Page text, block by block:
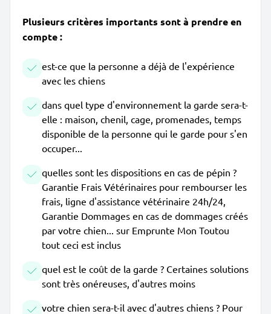
Plusieurs critères importants sont à prendre en
compte :
est-ce que la personne a déjà de l'expérience
avec les chiens
dans quel type d'environnement la garde sera-t-
elle : maison, chenil, cage, promenades, temps
disponible de la personne qui le garde pour s'en
occuper...
quelles sont les dispositions en cas de pépin ?
Garantie Frais Vétérinaires pour rembourser les
frais, ligne d'assistance vétérinaire 24h/24,
Garantie Dommages en cas de dommages créés
par votre chien... sur Emprunte Mon Toutou
tout ceci est inclus
quel est le coût de la garde ? Certaines solutions
sont très onéreuses, d'autres moins
votre chien sera-t-il avec d'autres chiens ? Pour